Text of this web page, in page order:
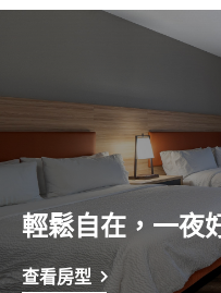
輕鬆自在，一夜
查看房型